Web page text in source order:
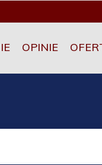
OPINIE